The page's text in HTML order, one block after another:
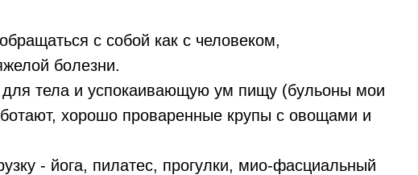
с собой как с человеком,
болезни.
для тела и успокаивающую ум пищу (бульоны мои
хорошо проваренные крупы с овощами и
- йога, пилатес, прогулки, мио-фасциальный